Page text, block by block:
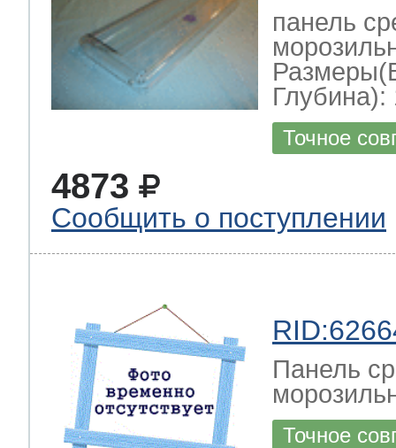
панель
Глубина):
Точное
4873
Сообщить о поступлении
Панель
Точное